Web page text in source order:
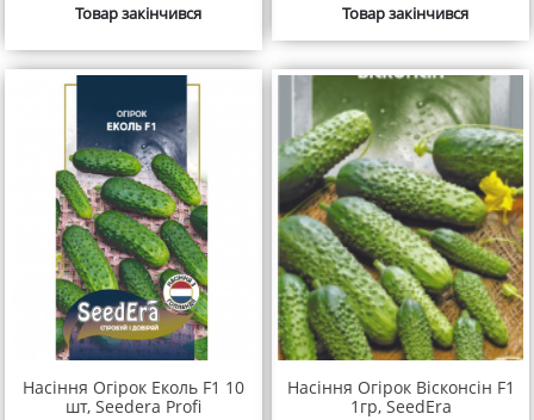
Товар закінчився Товар закінчився
Насіння Огірок Еколь F1 10
шт, Seedera Profi
Насіння Огірок Вісконсін F1
1гр, SeedEra